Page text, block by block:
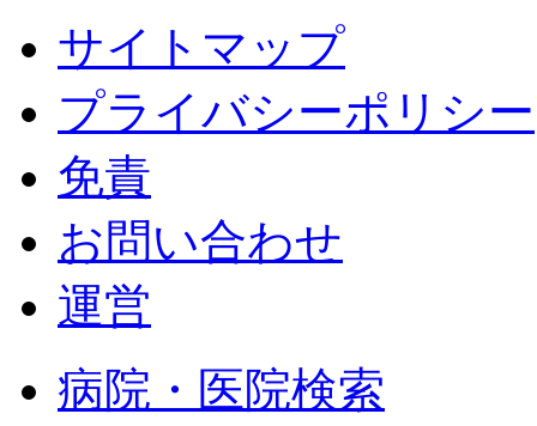
サイトマップ
プライバシーポリシー
免責
お問い合わせ
運営
病院・医院検索